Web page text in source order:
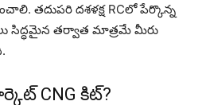
తదుపరి దశళ‌క్ష‌ RCలో పేర్కొన్న
సిద్ధమైన‌ తర్వాత మాత్రమే మీరు
CNG కిట్?